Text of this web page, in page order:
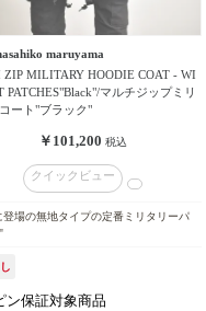
maruyama
ZIP MILITARY HOODIE COAT - WI
PATCHES"Black"/マルチジップミリ
ート"ブラック"
￥101,200 税込
クイックビュー
登場の無地タイプの定番ミリタリーパ
ン保証対象商品